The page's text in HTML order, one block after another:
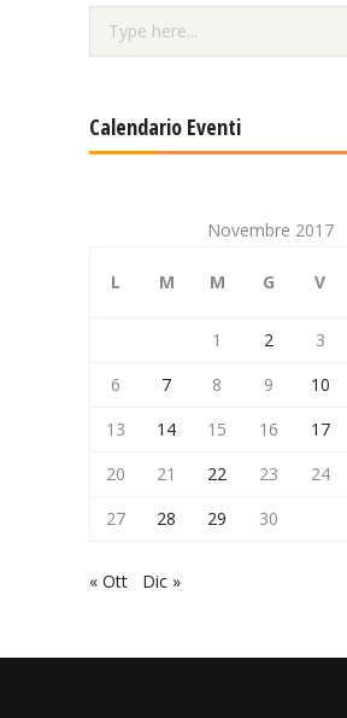
Calendario Eventi
Novembre 2017
L M M G V
1 2 3
6
7 8 9 10
13
14 15 16 17
20
21 22 23 24
27
28 29 30
« Ott Dic »